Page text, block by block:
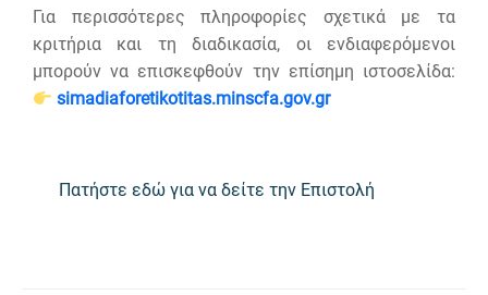
Για περισσότερες πληροφορίες σχετικά με τα
κριτήρια και τη διαδικασία, οι ενδιαφερόμενοι
μπορούν να επισκεφθούν την επίσημη ιστοσελίδα:
simadiaforetikotitas.minscfa.gov.gr
Πατήστε εδώ για να δείτε την Επιστολή